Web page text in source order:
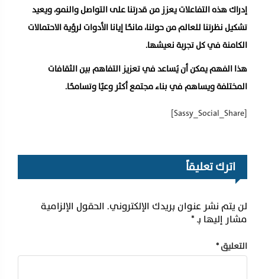
إدراك هذه التفاعلات يعزز من قدرتنا على التواصل والنمو، ويعيد
تشكيل نظرتنا للعالم من حولنا، مانحًا إيانا الأدوات لرؤية الاحتمالات
الكامنة في كل تجربة نعيشها.
هذا الفهم يمكن أن يُساعد في تعزيز التفاهم بين الثقافات
المختلفة ويساهم في بناء مجتمع أكثر وعيًا وتسامحًا.
[Sassy_Social_Share]
اترك تعليقاً
لن يتم نشر عنوان بريدك الإلكتروني. الحقول الإلزامية
مشار إليها بـ*
التعليق*